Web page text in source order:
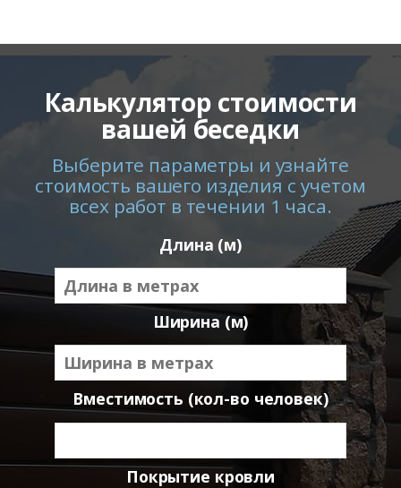
Калькулятор стоимости
вашей беседки
Выберите параметры и узнайте
стоимость вашего изделия с учетом
всех работ в течении 1 часа.
Длина (м)
Ширина (м)
Вместимость (кол-во человек)
Покрытие кровли